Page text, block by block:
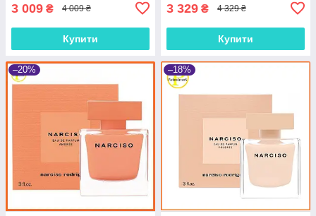
3 009 ₴ 4 009 ₴
Купити
3 329 ₴ 4 329 ₴
Купити
–20% –18%